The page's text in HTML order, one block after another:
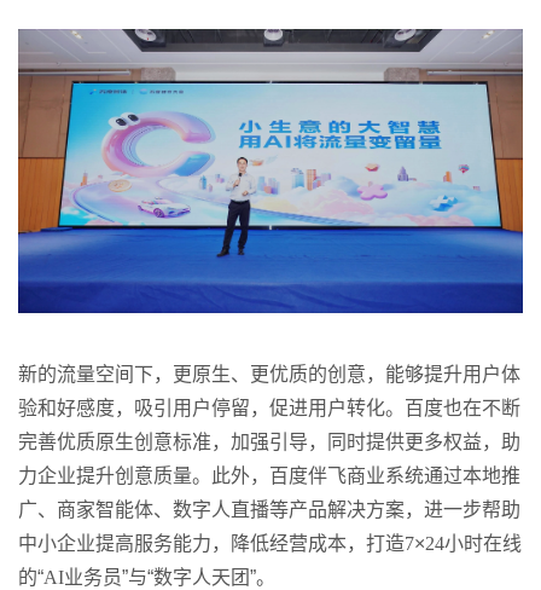
新的流量空间下，更原生、更优质的创意，能够提升用户体
验和好感度，吸引用户停留，促进用户转化。百度也在不断
完善优质原生创意标准，加强引导，同时提供更多权益，助
力企业提升创意质量。此外，百度伴飞商业系统通过本地推
广、商家智能体、数字人直播等产品解决方案，进一步帮助
中小企业提高服务能力，降低经营成本，打造7×24小时在线
的“AI业务员”与“数字人天团”。